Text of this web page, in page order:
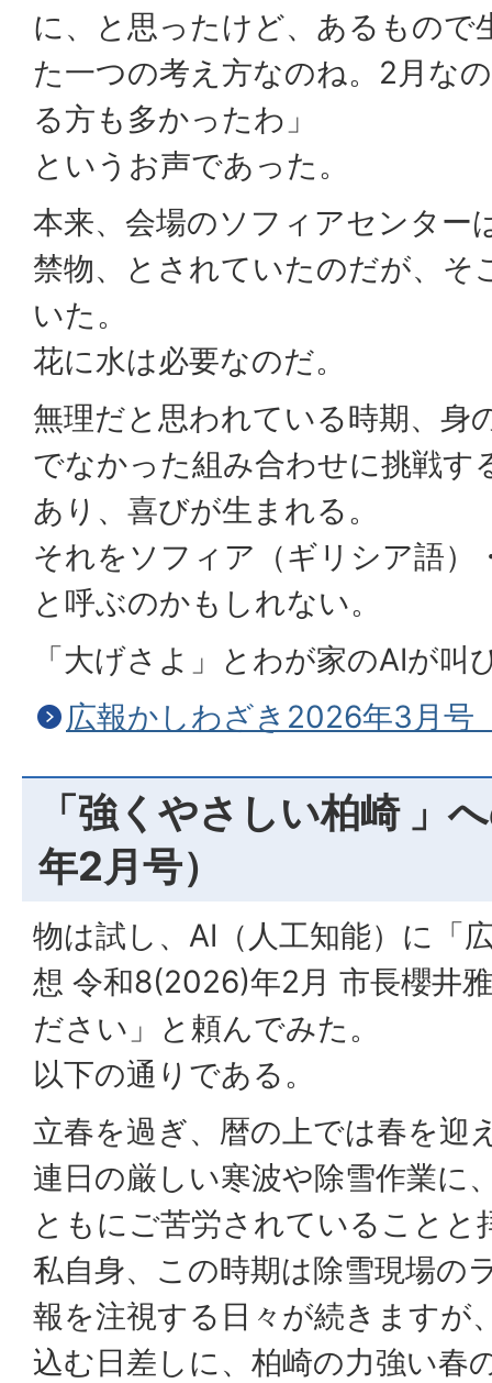
に、と思ったけど、あるもので
た一つの考え方なのね。2月な
る方も多かったわ」
というお声であった。
本来、会場のソフィアセンター
禁物、とされていたのだが、そ
いた。
花に水は必要なのだ。
無理だと思われている時期、身
でなかった組み合わせに挑戦す
あり、喜びが生まれる。
それをソフィア（ギリシア語）
と呼ぶのかもしれない。
「大げさよ」とわが家のAIが叫
広報かしわざき2026年3月号
「強くやさしい柏崎 」
年2月号）
物は試し、AI（人工知能）に「
想 令和8(2026)年2月 市長櫻井
ださい」と頼んでみた。
以下の通りである。
立春を過ぎ、暦の上では春を迎
連日の厳しい寒波や除雪作業に
ともにご苦労されていることと
私自身、この時期は除雪現場の
報を注視する日々が続きますが
込む日差しに、柏崎の力強い春